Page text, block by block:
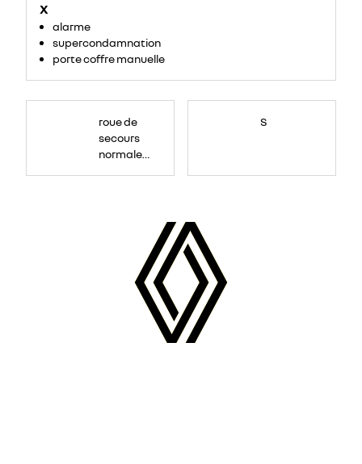
X
alarme
supercondamnation
porte coffre manuelle
roue de
secours
normale
S